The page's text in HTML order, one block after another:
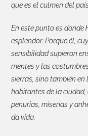
que es el culmen del
En este punto es donde
esplendor. Porque él,
sensibilidad supieron
mentes y las
sierras, sino también
habitantes de la ciudad,
penurias, miserias y
da vida.